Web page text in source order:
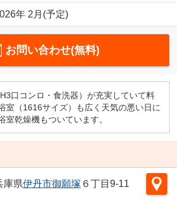
年 2月(予定)
お問い合わせ(無料)
口コンロ・食洗器）が充実していて料
室（1616サイズ）も広く天気の悪い日に
室乾燥機もついています。
庫県伊丹市御願塚 ６丁目9-11